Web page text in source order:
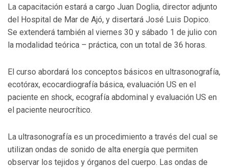
La capacitación estará a cargo Juan Doglia, director adjunto
del Hospital de Mar de Ajó, y disertará José Luis Dopico.
Se extenderá también al viernes 30 y sábado 1 de julio con
la modalidad teórica – práctica, con un total de 36 horas.
El curso abordará los conceptos básicos en ultrasonografía,
ecotórax, ecocardiografía básica, evaluación US en el
paciente en shock, ecografía abdominal y evaluación US en
el paciente neurocrítico.
La ultrasonografía es un procedimiento a través del cual se
utilizan ondas de sonido de alta energía que permiten
observar los tejidos y órganos del cuerpo. Las ondas de